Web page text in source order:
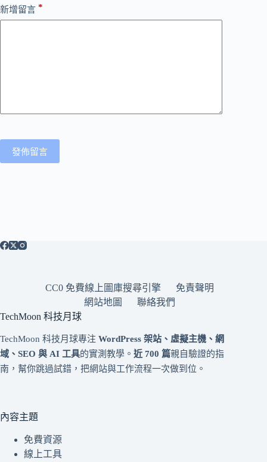
新增留言 *
發佈留言
CC0 免費線上圖庫搜尋引擎
免責聲明
網站地圖
聯絡我們
TechMoon 科技月球
TechMoon 科技月球專注 WordPress 架站、虛擬主機、網
域、SEO 與 AI 工具的實測教學。 近 700 篇親自驗證的指
南，幫你跳過試錯，把網站與工作流程一次做到位。
內容主題
免費資源
線上工具